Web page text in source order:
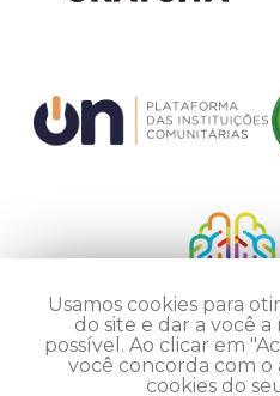
Usamos cookies para
do site e dar a você
possível. Ao clicar em
você concorda com
cookies do